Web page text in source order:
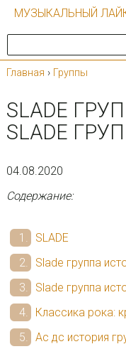
МУЗЫКАЛЬНЫЙ
Главная › Группы
SLADE
SLADE
04.08.2020
Содержание:
SLADE
Slade группа
Slade группа
Классика рока:
Ас дс история